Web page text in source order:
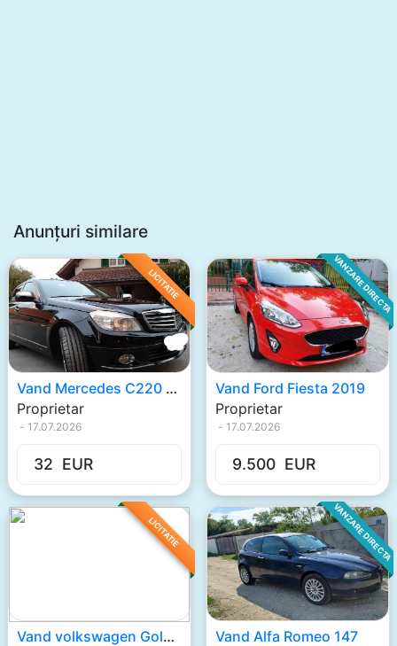
Anunțuri similare
LICITATIE
Vand Mercedes C220 2009
Proprietar
- 17.07.2026
32 EUR
VANZARE DIRECTA
Vand Ford Fiesta 2019
Proprietar
- 17.07.2026
9.500 EUR
LICITATIE
Vand volkswagen Gold V
VANZARE DIRECTA
Vand Alfa Romeo 147